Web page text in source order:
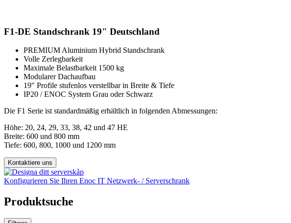
F1-DE Standschrank 19" Deutschland
PREMIUM Aluminium Hybrid Standschrank
Volle Zerlegbarkeit
Maximale Belastbarkeit 1500 kg
Modularer Dachaufbau
19" Profile stufenlos verstellbar in Breite & Tiefe
IP20 / ENOC System Grau oder Schwarz
Die F1 Serie ist standardmäßig erhältlich in folgenden Abmessungen:
Höhe: 20, 24, 29, 33, 38, 42 und 47 HE
Breite: 600 und 800 mm
Tiefe: 600, 800, 1000 und 1200 mm
Kontaktiere uns
Konfigurieren Sie Ihren Enoc IT Netzwerk- / Serverschrank
Produktsuche